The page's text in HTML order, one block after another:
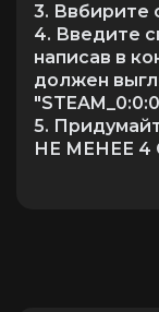
3. Ввбирите
4. Введите
написав в
должен
5.
НЕ МЕНЕЕ